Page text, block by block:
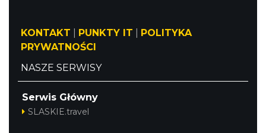
KONTAKT PUNKTY IT
POLITYKA
PRYWATNOŚCI
NASZE SERWISY
Serwis Główny
SLASKIE.travel